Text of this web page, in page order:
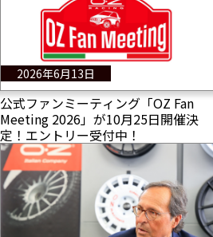
2026年6月13日
公式ファンミーティング「OZ Fan
Meeting 2026」が10月25日開催決
定！エントリー受付中！